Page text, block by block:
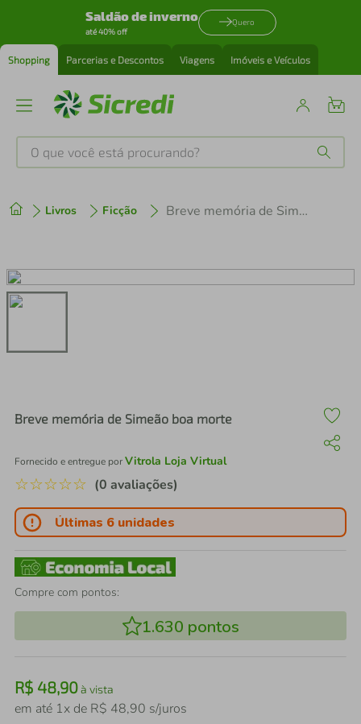
Saldão de inverno
até 40% off
Quero
Shopping Parcerias e Descontos Viagens Imóveis e Veículos
O que você está procurando?
Livros Ficção Breve memória de Simeão boa morte
Breve memória de Simeão boa morte
Fornecido e entregue porVitrola Loja Virtual
☆☆☆☆☆ (0 avaliações)
Últimas 6 unidades
Compre com pontos:
1.630 pontos
R$ 48,90à vista
em até 1x de R$ 48,90 s/juros
2º cafeteira